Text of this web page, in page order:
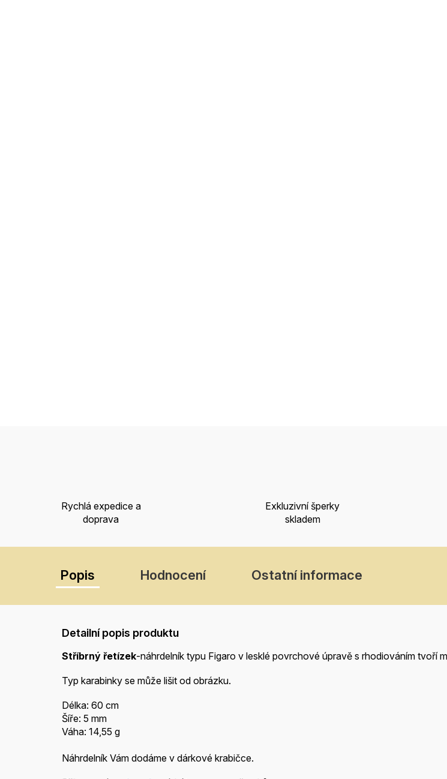
Rychlá expedice a
doprava
Exkluzivní šperky
skladem
Popis Hodnocení Ostatní informace
Detailní popis produktu
Stříbrný řetízek-náhrdelník typu Figaro v lesklé povrchové úpravě s rhodiováním tvoří
Typ karabinky se může lišit od obrázku.
Délka: 60 cm
Šíře: 5 mm
Váha: 14,55 g
Náhrdelník Vám dodáme v dárkové krabičce.